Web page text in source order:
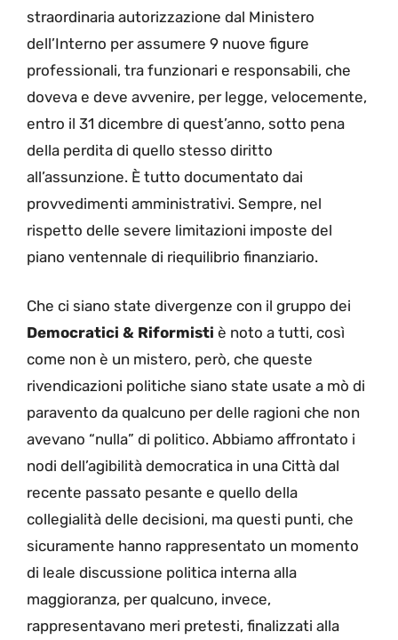
straordinaria autorizzazione dal Ministero
dell’Interno per assumere 9 nuove figure
professionali, tra funzionari e responsabili, che
doveva e deve avvenire, per legge, velocemente,
entro il 31 dicembre di quest’anno, sotto pena
della perdita di quello stesso diritto
all’assunzione. È tutto documentato dai
provvedimenti amministrativi. Sempre, nel
rispetto delle severe limitazioni imposte del
piano ventennale di riequilibrio finanziario.
Che ci siano state divergenze con il gruppo dei
Democratici & Riformisti è noto a tutti, così
come non è un mistero, però, che queste
rivendicazioni politiche siano state usate a mò di
paravento da qualcuno per delle ragioni che non
avevano “nulla” di politico. Abbiamo affrontato i
nodi dell’agibilità democratica in una Città dal
recente passato pesante e quello della
collegialità delle decisioni, ma questi punti, che
sicuramente hanno rappresentato un momento
di leale discussione politica interna alla
maggioranza, per qualcuno, invece,
rappresentavano meri pretesti, finalizzati alla